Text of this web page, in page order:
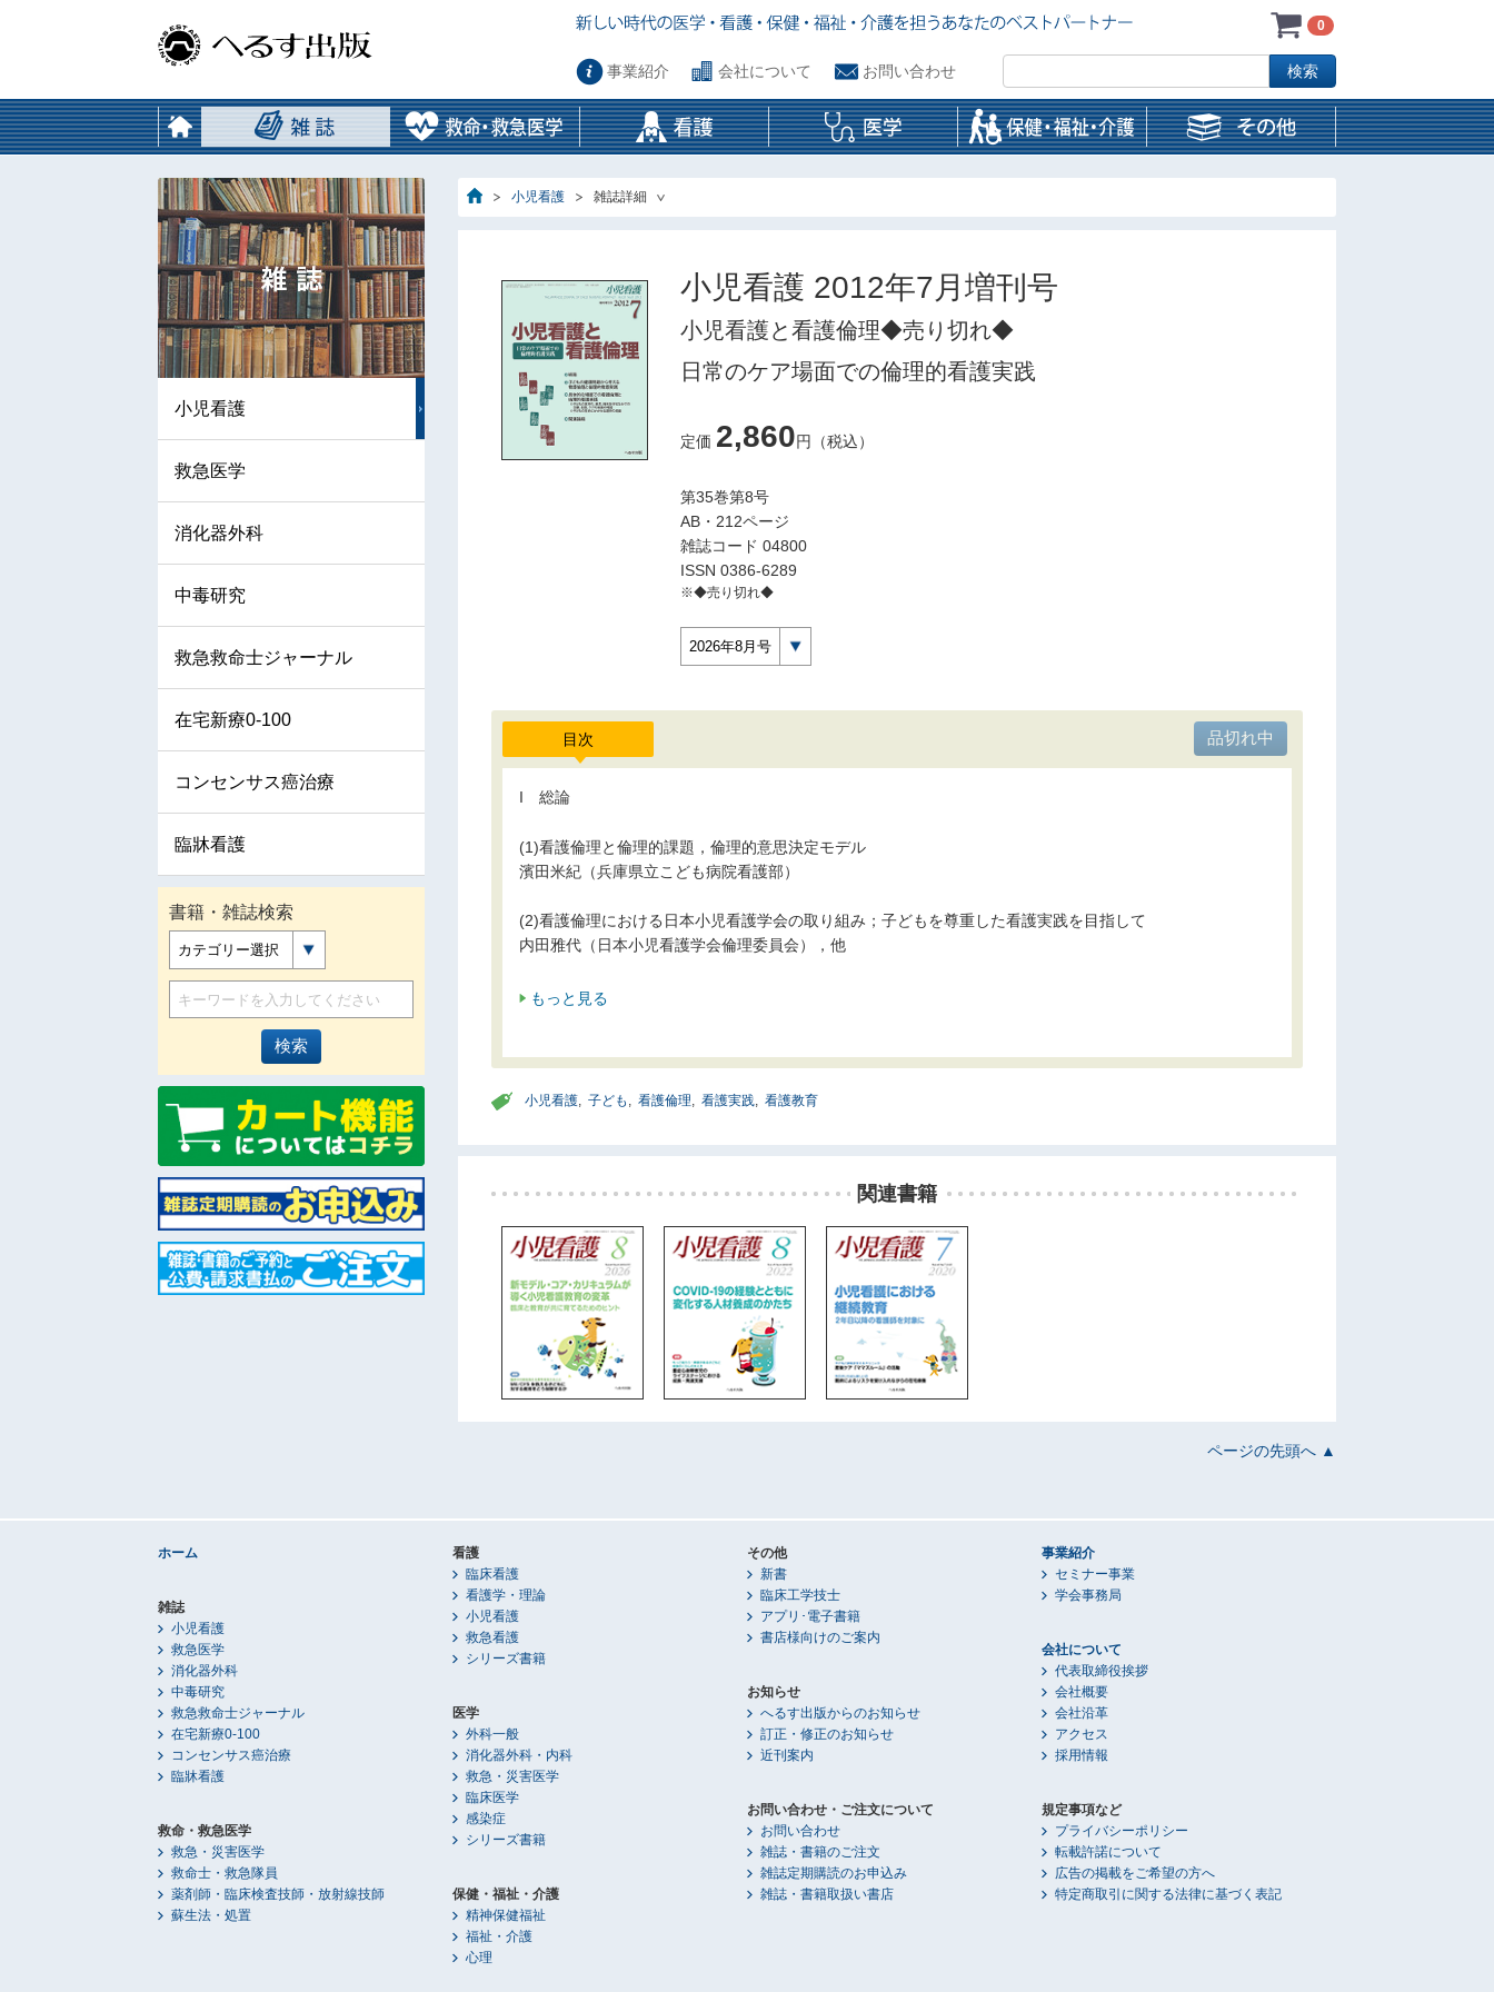
0
事業紹介 会社について お問い合わせ
小児看護 雑誌詳細
小児看護 2012年7月増刊号
小児看護と看護倫理◆売り切れ◆
日常のケア場面での倫理的看護実践
定価 2,860円（税込）
第35巻第8号
AB・212ページ
雑誌コード 04800
ISSN 0386-6289
※◆売り切れ◆
2026年8月号
目次
I 総論
(1)看護倫理と倫理的課題，倫理的意思決定モデル
濱田米紀（兵庫県立こども病院看護部）
(2)看護倫理における日本小児看護学会の取り組み；子どもを尊重した看護実践を目指して
内田雅代（日本小児看護学会倫理委員会），他
もっと見る
小児看護, 子ども , 看護倫理, 看護実践, 看護教育
関連書籍
小児看護
救急医学
消化器外科
中毒研究
救急救命士ジャーナル
在宅新療0-100
コンセンサス癌治療
臨牀看護
書籍・雑誌検索
カテゴリー選択
ページの先頭へ ▲
ホーム
雑誌
小児看護
救急医学
消化器外科
中毒研究
救急救命士ジャーナル
在宅新療0-100
コンセンサス癌治療
臨牀看護
救命・救急医学
救急・災害医学
救命士・救急隊員
薬剤師・臨床検査技師・放射線技師
蘇生法・処置
看護
臨床看護
看護学・理論
小児看護
救急看護
シリーズ書籍
医学
外科一般
消化器外科・内科
救急・災害医学
臨床医学
感染症
シリーズ書籍
保健・福祉・介護
精神保健福祉
福祉・介護
心理
その他
新書
臨床工学技士
アプリ･電子書籍
書店様向けのご案内
お知らせ
へるす出版からのお知らせ
訂正・修正のお知らせ
近刊案内
お問い合わせ・ご注文について
お問い合わせ
雑誌・書籍のご注文
雑誌定期購読のお申込み
雑誌・書籍取扱い書店
事業紹介
セミナー事業
学会事務局
会社について
代表取締役挨拶
会社概要
会社沿革
アクセス
採用情報
規定事項など
プライバシーポリシー
転載許諾について
広告の掲載をご希望の方へ
特定商取引に関する法律に基づく表記